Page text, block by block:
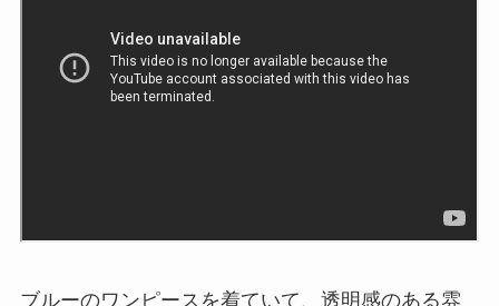
ブルーのワンピースを着ていて、透明感のある雰